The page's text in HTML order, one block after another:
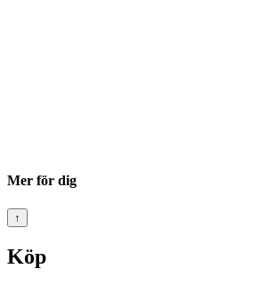
Mer för dig
↑
Köp